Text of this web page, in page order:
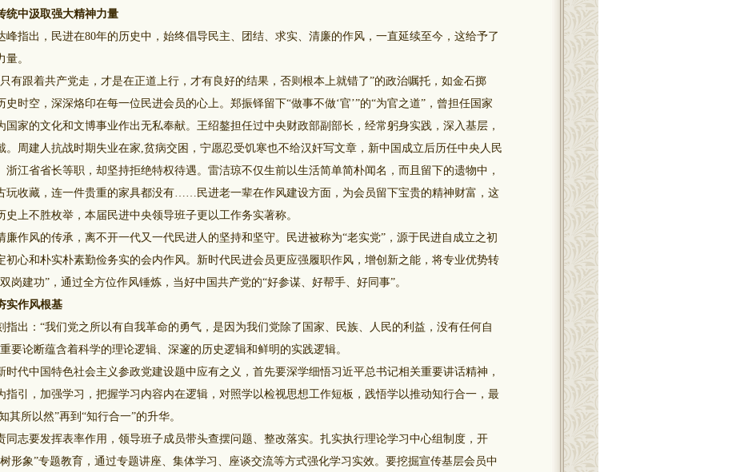
统中汲取强大精神力量
出，民进在80年的历史中，始终倡导民主、团结、求实、清廉的作风，一直延续至今，这给予了
。
跟着共产党走，才是在正道上行，才有良好的结果，否则根本上就错了”的政治嘱托，如金石掷
史时空，深深烙印在每一位民进会员的心上。郑振铎留下“做事不做‘官’”的“为官之道”，曾担任国家
国家的文化和文博事业作出无私奉献。王绍鏊担任过中央财政部副部长，经常躬身实践，深入基层，
。周建人抗战时期失业在家,贫病交困，宁愿忍受饥寒也不给汉奸写文章，新中国成立后历任中央人民
浙江省省长等职，却坚持拒绝特权待遇。雷洁琼不仅生前以生活简单简朴闻名，而且留下的遗物中，
玩收藏，连一件贵重的家具都没有……民进老一辈在作风建设方面，为会员留下宝贵的精神财富，这
史上不胜枚举，本届民进中央领导班子更以工作务实著称。
风的传承，离不开一代又一代民进人的坚持和坚守。民进被称为“老实党”，源于民进自成立之初
初心和朴实朴素勤俭务实的会内作风。新时代民进会员更应强履职作风，增创新之能，将专业优势转
岗建功”，通过全方位作风锤炼，当好中国共产党的“好参谋、好帮手、好同事”。
实作风根基
：“我们党之所以有自我革命的勇气，是因为我们党除了国家、民族、人民的利益，没有任何自
要论断蕴含着科学的理论逻辑、深邃的历史逻辑和鲜明的实践逻辑。
中国特色社会主义参政党建设题中应有之义，首先要深学细悟习近平总书记相关重要讲话精神，
指引，加强学习，把握学习内容内在逻辑，对照学以检视思想工作短板，践悟学以推动知行合一，最
其所以然”再到“知行合一”的升华。
要发挥表率作用，领导班子成员带头查摆问题、整改落实。扎实执行理论学习中心组制度，开
形象”专题教育，通过专题讲座、集体学习、座谈交流等方式强化学习实效。要挖掘宣传基层会员中